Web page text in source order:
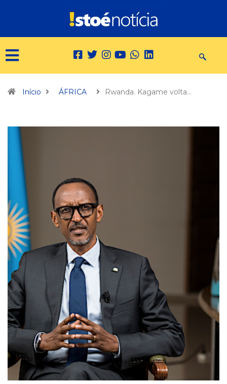
Início ÁFRICA Rwanda. Kagame volta…